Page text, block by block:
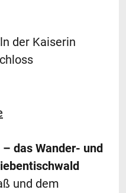
der Kaiserin
das Wander- und
und dem